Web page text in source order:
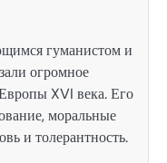
гуманистом и
огромное
XVI века. Его
моральные
и толерантность.